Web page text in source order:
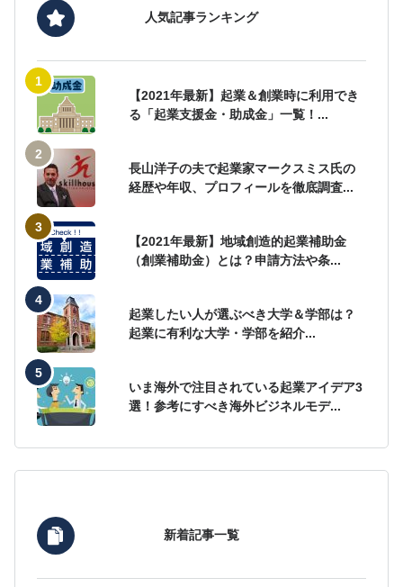
人気記事ランキング
【2021年最新】起業＆創業時に利用でき
る「起業支援金・助成金」一覧！...
長山洋子の夫で起業家マークスミス氏の
経歴や年収、プロフィールを徹底調査...
【2021年最新】地域創造的起業補助金
（創業補助金）とは？申請方法や条...
起業したい人が選ぶべき大学＆学部は？
起業に有利な大学・学部を紹介...
いま海外で注目されている起業アイデア3
選！参考にすべき海外ビジネルモデ...
新着記事一覧